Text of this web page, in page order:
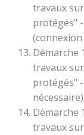
travaux
protégés"
Démarche
travaux
protégés"
nécessaire)
Démarche
travaux